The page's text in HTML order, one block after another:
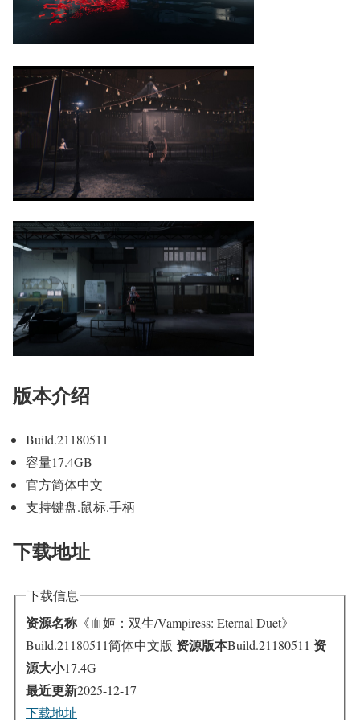
版本介绍
Build.21180511
容量17.4GB
官方简体中文
支持键盘.鼠标.手柄
下载地址
下载信息
资源名称 《血姬：双生/Vampiress: Eternal Duet》
Build.21180511简体中文版 资源版本Build.21180511 资
源大小17.4G
最近更新2025-12-17
下载地址